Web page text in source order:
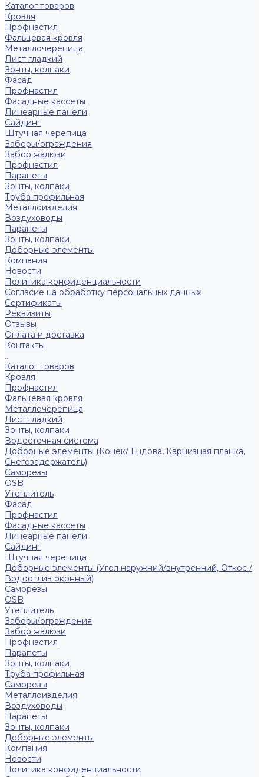
Каталог товаров
Кровля
Профнастил
Фальцевая кровля
Металлочерепица
Лист гладкий
Зонты, колпаки
Фасад
Профнастил
Фасадные кассеты
Линеарные панели
Сайдинг
Штучная черепица
Заборы/ограждения
Забор жалюзи
Профнастил
Парапеты
Зонты, колпаки
Труба профильная
Металлоизделия
Воздуховоды
Парапеты
Зонты, колпаки
Доборные элементы
Компания
Новости
Политика конфиденциальности
Согласие на обработку персональных данных
Сертификаты
Реквизиты
Отзывы
Оплата и доставка
Контакты
...
Каталог товаров
Кровля
Профнастил
Фальцевая кровля
Металлочерепица
Лист гладкий
Зонты, колпаки
Водосточная система
Доборные элементы (Конек/ Ендова, Карнизная планка,
Снегозадержатель)
Саморезы
ОSB
Утеплитель
Фасад
Профнастил
Фасадные кассеты
Линеарные панели
Сайдинг
Штучная черепица
Доборные элементы (Угол наружний/внутренний, Откос /
Водоотлив оконный)
Саморезы
OSB
Утеплитель
Заборы/ограждения
Забор жалюзи
Профнастил
Парапеты
Зонты, колпаки
Труба профильная
Саморезы
Металлоизделия
Воздуховоды
Парапеты
Зонты, колпаки
Доборные элементы
Компания
Новости
Политика конфиденциальности